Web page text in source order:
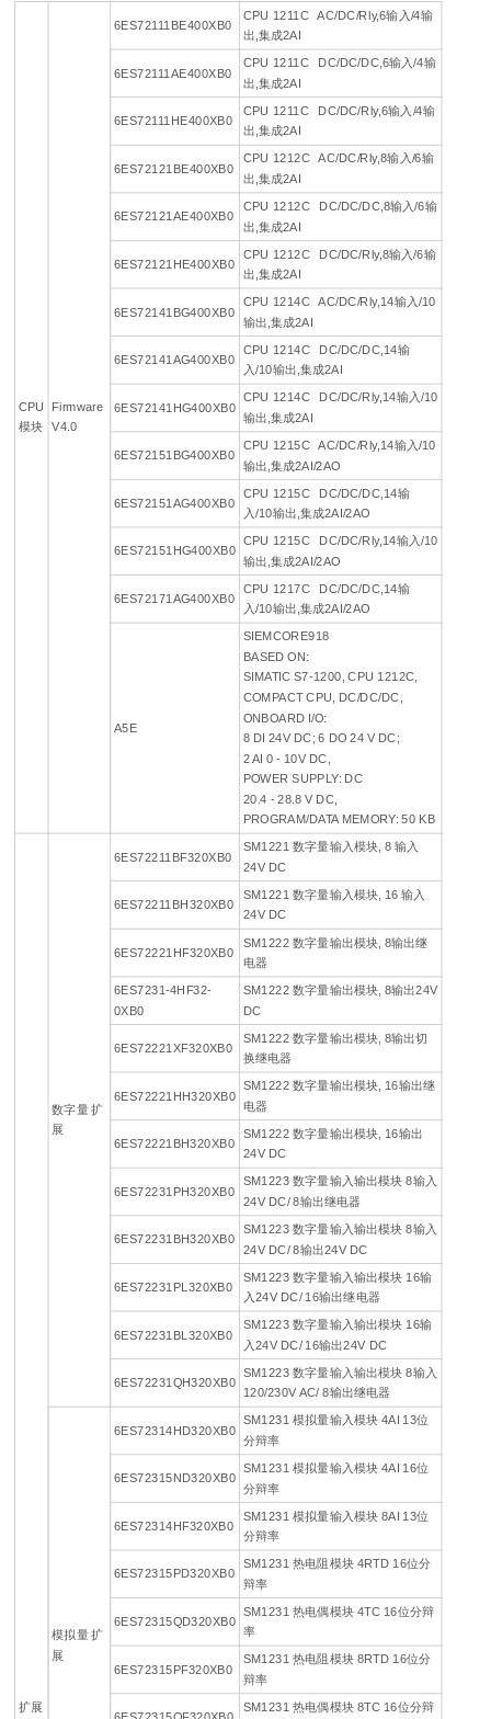
CPU
模块
Firmware
V4.0
6ES72111BE400XB0
CPU 1211C AC/DC/Rly,6输入/4输
出,集成2AI
6ES72111AE400XB0
CPU 1211C DC/DC/DC,6输入/4输
出,集成2AI
6ES72111HE400XB0
CPU 1211C DC/DC/Rly,6输入/4输
出,集成2AI
6ES72121BE400XB0
CPU 1212C AC/DC/Rly,8输入/6输
出,集成2AI
6ES72121AE400XB0
CPU 1212C DC/DC/DC,8输入/6输
出,集成2AI
6ES72121HE400XB0
CPU 1212C DC/DC/Rly,8输入/6输
出,集成2AI
6ES72141BG400XB0
CPU 1214C AC/DC/Rly,14输入/10
输出,集成2AI
6ES72141AG400XB0
CPU 1214C DC/DC/DC,14输
入/10输出,集成2AI
6ES72141HG400XB0
CPU 1214C DC/DC/Rly,14输入/10
输出,集成2AI
6ES72151BG400XB0
CPU 1215C AC/DC/Rly,14输入/10
输出,集成2AI/2AO
6ES72151AG400XB0
CPU 1215C DC/DC/DC,14输
入/10输出,集成2AI/2AO
6ES72151HG400XB0
CPU 1215C DC/DC/Rly,14输入/10
输出,集成2AI/2AO
6ES72171AG400XB0
CPU 1217C DC/DC/DC,14输
入/10输出,集成2AI/2AO
A5E
SIEMCORE918
BASED ON:
SIMATIC S7-1200, CPU 1212C,
COMPACT CPU, DC/DC/DC,
ONBOARD I/O:
8 DI 24V DC; 6 DO 24 V DC;
2 AI 0 - 10V DC,
POWER SUPPLY: DC
20.4 - 28.8 V DC,
PROGRAM/DATA MEMORY: 50 KB
扩展
数字量 扩
展
6ES72211BF320XB0
SM1221 数字量输入模块, 8 输入
24V DC
6ES72211BH320XB0
SM1221 数字量输入模块, 16 输入
24V DC
6ES72221HF320XB0
SM1222 数字量输出模块, 8输出继
电器
6ES7231-4HF32-
0XB0
SM1222 数字量输出模块, 8输出24V
DC
6ES72221XF320XB0
SM1222 数字量输出模块, 8输出切
换继电器
6ES72221HH320XB0
SM1222 数字量输出模块, 16输出继
电器
6ES72221BH320XB0
SM1222 数字量输出模块, 16输出
24V DC
6ES72231PH320XB0
SM1223 数字量输入输出模块 8输入
24V DC/ 8输出继电器
6ES72231BH320XB0
SM1223 数字量输入输出模块 8输入
24V DC/ 8输出24V DC
6ES72231PL320XB0
SM1223 数字量输入输出模块 16输
入24V DC/ 16输出继电器
6ES72231BL320XB0
SM1223 数字量输入输出模块 16输
入24V DC/ 16输出24V DC
6ES72231QH320XB0
SM1223 数字量输入输出模块 8输入
120/230V AC/ 8输出继电器
模拟量 扩
展
6ES72314HD320XB0
SM1231 模拟量输入模块 4AI 13位
分辩率
6ES72315ND320XB0
SM1231 模拟量输入模块 4AI 16位
分辩率
6ES72314HF320XB0
SM1231 模拟量输入模块 8AI 13位
分辩率
6ES72315PD320XB0
SM1231 热电阻模块 4RTD 16位分
辩率
6ES72315QD320XB0
SM1231 热电偶模块 4TC 16位分辩
率
6ES72315PF320XB0
SM1231 热电阻模块 8RTD 16位分
辩率
SM1231 热电偶模块 8TC 16位分辩